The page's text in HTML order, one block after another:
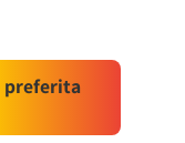
preferita